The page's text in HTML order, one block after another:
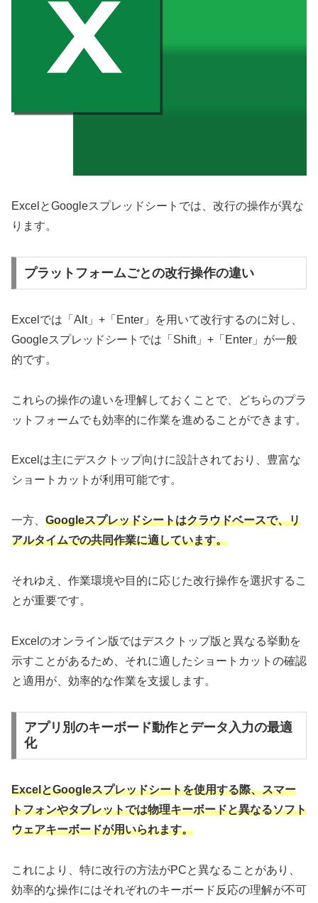
ExcelとGoogleスプレッドシートでは、改行の操作が異な
ります。
プラットフォームごとの改行操作の違い
Excelでは「Alt」+「Enter」を用いて改行するのに対し、
Googleスプレッドシートでは「Shift」+「Enter」が一般
的です。
これらの操作の違いを理解しておくことで、どちらのプラ
ットフォームでも効率的に作業を進めることができます。
Excelは主にデスクトップ向けに設計されており、豊富な
ショートカットが利用可能です。
一方、 Googleスプレッドシートはクラウドベースで、リ
アルタイムでの共同作業に適しています。
それゆえ、作業環境や目的に応じた改行操作を選択するこ
とが重要です。
Excelのオンライン版ではデスクトップ版と異なる挙動を
示すことがあるため、それに適したショートカットの確認
と適用が、効率的な作業を支援します。
アプリ別のキーボード動作とデータ入力の最適
化
ExcelとGoogleスプレッドシートを使用する際、スマー
トフォンやタブレットでは物理キーボードと異なるソフト
ウェアキーボードが用いられます。
これにより、特に改行の方法がPCと異なることがあり、
効率的な操作にはそれぞれのキーボード反応の理解が不可